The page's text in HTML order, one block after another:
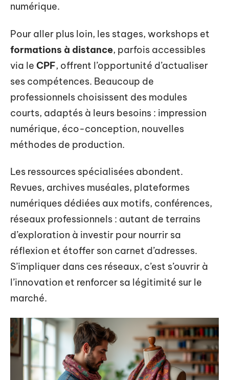
numérique.
Pour aller plus loin, les stages, workshops et
formations à distance, parfois accessibles
via le CPF, offrent l’opportunité d’actualiser
ses compétences. Beaucoup de
professionnels choisissent des modules
courts, adaptés à leurs besoins : impression
numérique, éco-conception, nouvelles
méthodes de production.
Les ressources spécialisées abondent.
Revues, archives muséales, plateformes
numériques dédiées aux motifs, conférences,
réseaux professionnels : autant de terrains
d’exploration à investir pour nourrir sa
réflexion et étoffer son carnet d’adresses.
S’impliquer dans ces réseaux, c’est s’ouvrir à
l’innovation et renforcer sa légitimité sur le
marché.